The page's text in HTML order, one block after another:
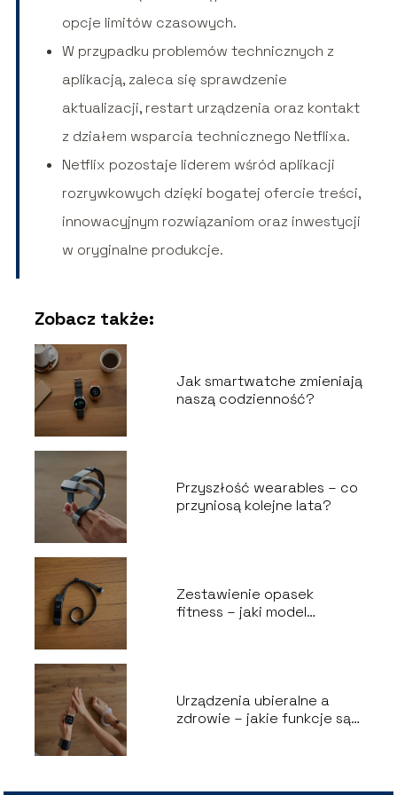
opcje limitów czasowych.
W przypadku problemów technicznych z
aplikacją, zaleca się sprawdzenie
aktualizacji, restart urządzenia oraz kontakt
z działem wsparcia technicznego Netflixa.
Netflix pozostaje liderem wśród aplikacji
rozrywkowych dzięki bogatej ofercie treści,
innowacyjnym rozwiązaniom oraz inwestycji
w oryginalne produkcje.
Zobacz także:
Jak smartwatche zmieniają
naszą codzienność?
Przyszłość wearables – co
przyniosą kolejne lata?
Zestawienie opasek
fitness – jaki model
Urządzenia ubieralne a
zdrowie – jakie funkcje są